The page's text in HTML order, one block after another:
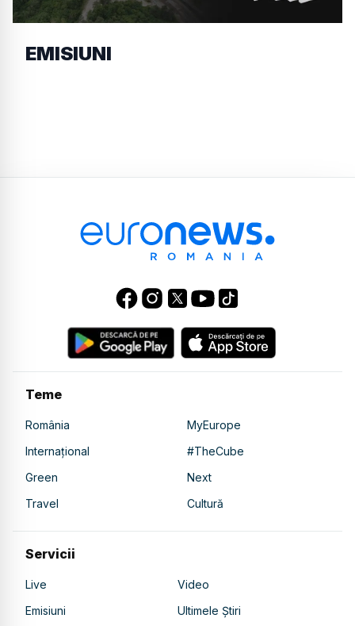
EMISIUNI
Teme
România
MyEurope
Internațional
#TheCube
Green
Next
Travel
Cultură
Servicii
Live
Video
Emisiuni
Ultimele Știri